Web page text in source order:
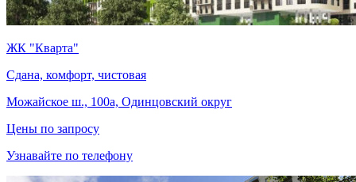
ЖК "Кварта"
Сдана, комфорт, чистовая
Можайское ш., 100а, Одинцовский округ
Цены по запросу
Узнавайте по телефону